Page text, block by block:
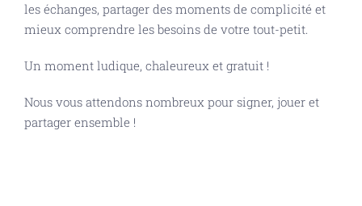
les échanges, partager des moments de complicité et
mieux comprendre les besoins de votre tout-petit.
Un moment ludique, chaleureux et gratuit !
Nous vous attendons nombreux pour signer, jouer et
partager ensemble !